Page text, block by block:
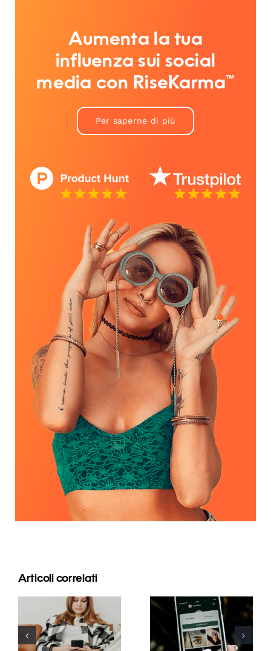
Aumenta la tua
influenza sui social
media con RiseKarma™
Per saperne di più
Articoli correlati
Strategie
innovative
per
aumentare
Migliori
pratiche per
l’uso dei filtri